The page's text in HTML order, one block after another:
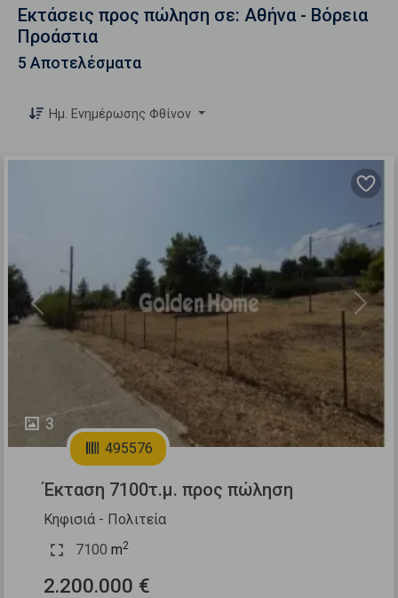
Εκτάσεις προς πώληση σε: Αθήνα - Βόρεια
Προάστια
5 Αποτελέσματα
Ημ. Ενημέρωσης Φθίνον
3
Previous Next
495576
Έκταση 7100τ.μ. προς πώληση
Κηφισιά - Πολιτεία
7100 m2
2.200.000 €